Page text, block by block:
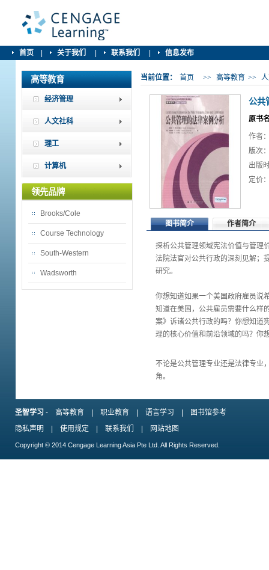
首页 关于我们 联系我们 信息发布
高等教育
经济管理
人文社科
理工
计算机
领先品牌
Brooks/Cole
Course Technology
South-Western
Wadsworth
当前位置： 首页 >> 高等教育 >>
公共
原书
作者
版次
出版
定价
图书简介
探析公共管理领域宪法价值与管理
法院法官对公共行政的深刻见解；
研究。
你想知道如果一个美国政府雇员说
知道在美国，公共雇员需要什么样
案》诉诸公共行政的吗？你想知道
理的核心价值和前沿领域的吗？你
不论是公共管理专业还是法律专业
角。
作者简介
圣智学习 - 高等教育 职业教育 语言学习
图书馆参考
隐私声明
使用规定 联系我们 网站地图
Copyright © 2014 Cengage Learning Asia Pte Ltd. All Rights Reserved.